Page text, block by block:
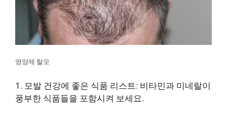
영양제 탈모
1. 모발 건강에 좋은 식품 리스트: 비타민과 미네랄이
풍부한 식품들을 포함시켜 보세요.